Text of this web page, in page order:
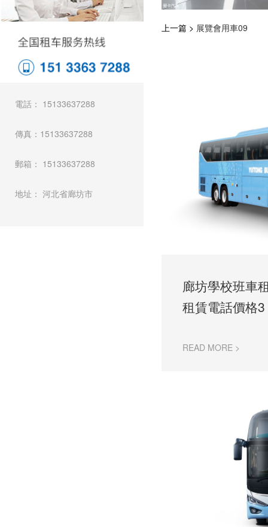
電話： 15133637288
傳真：15133637288
郵箱： 15133637288
地址： 河北省廊坊市
上一篇 > 展覽會用車09
廊坊學校班車
租賃電話價格3
READ MORE >